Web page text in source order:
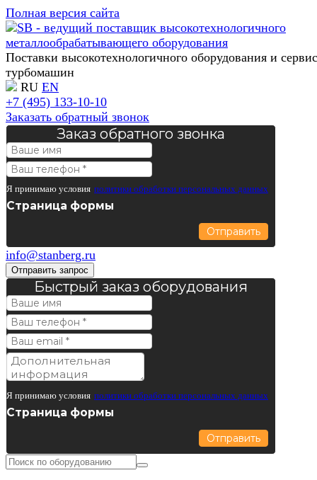
Полная версия сайта
Поставки высокотехнологичного оборудования и сервис
турбомашин
RU EN
+7 (495) 133-10-10
Заказать обратный звонок
Заказ обратного звонка
Я принимаю условия политики обработки персональных данных
Страница формы
Отправить
info@stanberg.ru
Отправить запрос
Быстрый заказ оборудования
Я принимаю условия политики обработки персональных данных
Страница формы
Отправить